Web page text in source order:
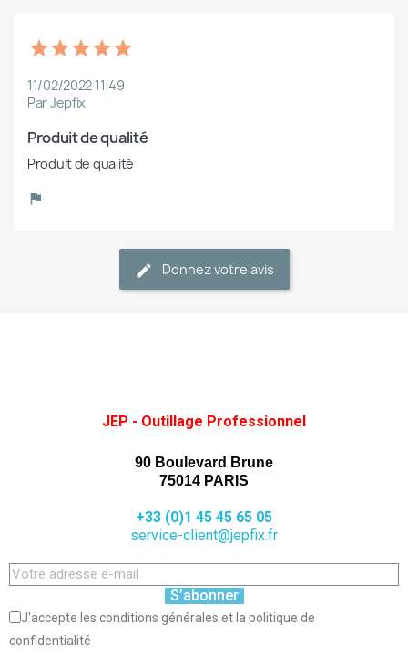
11/02/2022 11:49
Par Jepfix
Produit de qualité
Produit de qualité
Donnez votre avis
JEP - Outillage Professionnel
90 Boulevard Brune
75014 PARIS
+33 (0)1 45 45 65 05
service-client@jepfix.fr
S’abonner
J'accepte les conditions générales et la politique de
confidentialité